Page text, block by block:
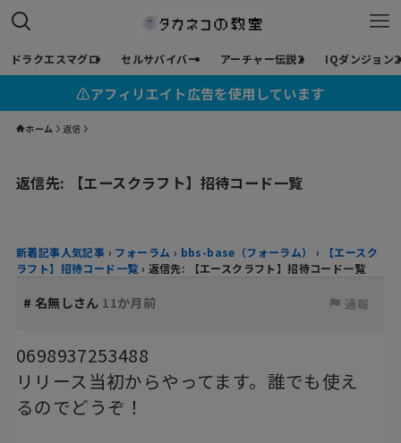
ドラクエスマグロ セルサバイバー アーチャー伝説2 IQダンジョン2
⚠︎アフィリエイト広告を使用しています
ホーム 返信
返信先: 【エースクラフト】招待コード一覧
新着記事人気記事 › フォーラム › bbs-base（フォーラム） ›
【エースク
ラフト】招待コード一覧 › 返信先: 【エースクラフト】招待コード一覧
# 名無しさん 11か月前 通報
0698937253488
リリース当初からやってます。誰でも使え
るのでどうぞ！